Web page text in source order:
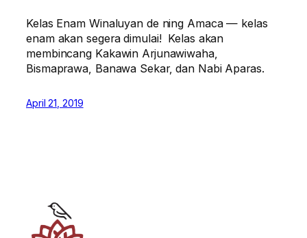
Kelas Enam Winaluyan de ning Amaca — kelas
enam akan segera dimulai! Kelas akan
membincang Kakawin Arjunawiwaha,
Bismaprawa, Banawa Sekar, dan Nabi Aparas.
April 21, 2019